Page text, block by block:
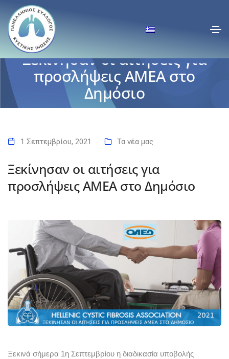
Ξεκίνησαν οι αιτήσεις για
προσλήψεις ΑΜΕΑ στο
Δημόσιο
Αρχική Ξεκίνησαν οι αιτήσεις για προσλήψεις ΑΜΕΑ στο Δημόσιο
1 Σεπτεμβρίου, 2021 Τα νέα μας
Ξεκίνησαν οι αιτήσεις για
προσλήψεις ΑΜΕΑ στο Δημόσιο
Ξεκινά σήμερα 1η Σεπτεμβρίου η διαδικασία υποβολής